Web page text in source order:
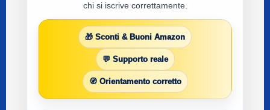
chi si iscrive correttamente.
🎁 Sconti & Buoni Amazon
💬 Supporto reale
🧭 Orientamento corretto